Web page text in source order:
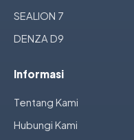
SEALION 7
DENZA D9
Informasi
Tentang Kami
Hubungi Kami